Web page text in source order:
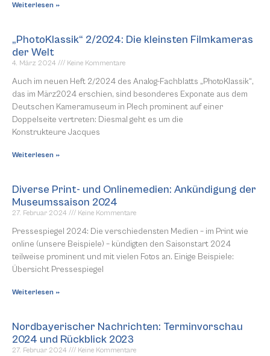
Weiterlesen »
„PhotoKlassik“ 2/2024: Die kleinsten Filmkameras
der Welt
4. März 2024 Keine Kommentare
Auch im neuen Heft 2/2024 des Analog-Fachblatts „PhotoKlassik“,
das im März2024 erschien, sind besonderes Exponate aus dem
Deutschen Kameramuseum in Plech prominent auf einer
Doppelseite vertreten: Diesmal geht es um die
Konstrukteure Jacques
Weiterlesen »
Diverse Print- und Onlinemedien: Ankündigung der
Museumssaison 2024
27. Februar 2024 Keine Kommentare
Pressespiegel 2024: Die verschiedensten Medien – im Print wie
online (unsere Beispiele) – kündigten den Saisonstart 2024
teilweise prominent und mit vielen Fotos an. Einige Beispiele:
Übersicht Pressespiegel
Weiterlesen »
Nordbayerischer Nachrichten: Terminvorschau
2024 und Rückblick 2023
27. Februar 2024 Keine Kommentare